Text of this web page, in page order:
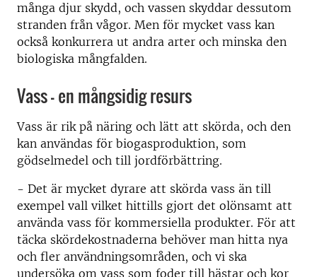
många djur skydd, och vassen skyddar dessutom
stranden från vågor. Men för mycket vass kan
också konkurrera ut andra arter och minska den
biologiska mångfalden.
Vass - en mångsidig resurs
Vass är rik på näring och lätt att skörda, och den
kan användas för biogasproduktion, som
gödselmedel och till jordförbättring.
- Det är mycket dyrare att skörda vass än till
exempel vall vilket hittills gjort det olönsamt att
använda vass för kommersiella produkter. För att
täcka skördekostnaderna behöver man hitta nya
och fler användningsområden, och vi ska
undersöka om vass som foder till hästar och kor